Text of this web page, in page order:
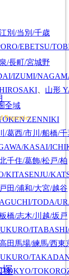
別/当別/千歳
EBETSU/
/長町/宮城野
IZUMI/
山形
全域
ZENNIKI
/葛西/市川/船橋/千
KASAI/
千住/葛飾/松戸/柏
KITASENJU/
田/浦和/大宮/越谷
TODA/
橋/志木/川越/坂戸
田馬場/練馬/西東
Properties
塚